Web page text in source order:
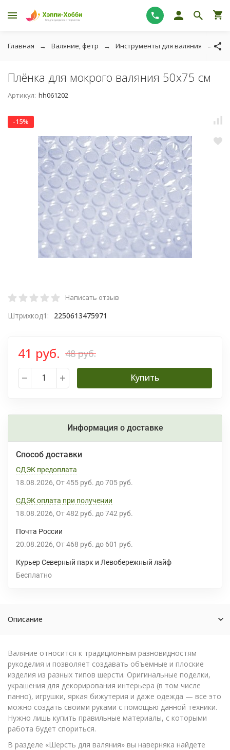
Главная Валяние, фетр Инструменты для валяния
Плёнка для мокрого валяния 50х75 см
Артикул: hh061202
-15%
Написать отзыв
Штрихкод1: 2250613475971
41 руб. 48 руб.
Купить
Информация о доставке
Способ доставки
СДЭК предоплата
18.08.2026 От 455 руб. до 705 руб.
СДЭК оплата при получении
18.08.2026 От 482 руб. до 742 руб.
Почта России
20.08.2026 От 468 руб. до 601 руб.
Курьер Северный парк и Левобережный лайф
Бесплатно
Описание
Валяние относится к традиционным разновидностям
рукоделия и позволяет создавать объемные и плоские
изделия из разных типов шерсти. Оригинальные поделки,
украшения для декорирования интерьера (в том числе
панно), игрушки, яркая бижутерия и даже одежда — все это
можно создать своими руками с помощью данной техники.
Нужно лишь купить правильные материалы, с которыми
работа будет спориться.
В разделе «Шерсть для валяния» вы наверняка найдете